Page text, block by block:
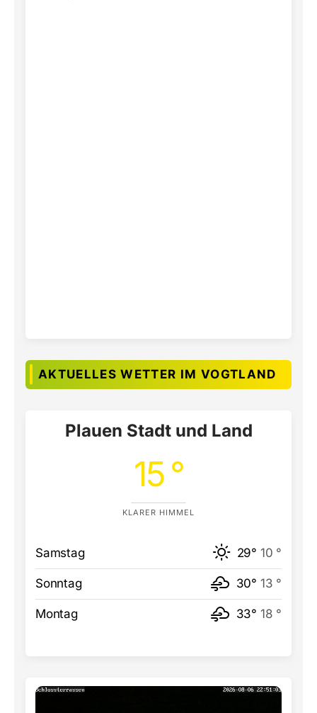
AKTUELLES WETTER IM VOGTLAND
Plauen Stadt und Land
15 °
KLARER HIMMEL
Samstag 29° 10 °
Sonntag 30° 13 °
Montag 33° 18 °